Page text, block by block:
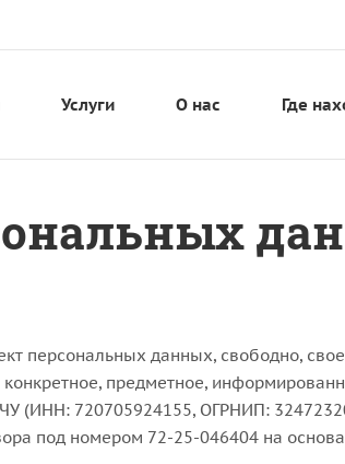
Услуги О нас Где
персональных данных, свободно,
предметное,
720705924155, ОГРНИП:
под номером 72-25-046404 на